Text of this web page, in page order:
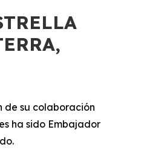
de su colaboración
ha sido Embajador